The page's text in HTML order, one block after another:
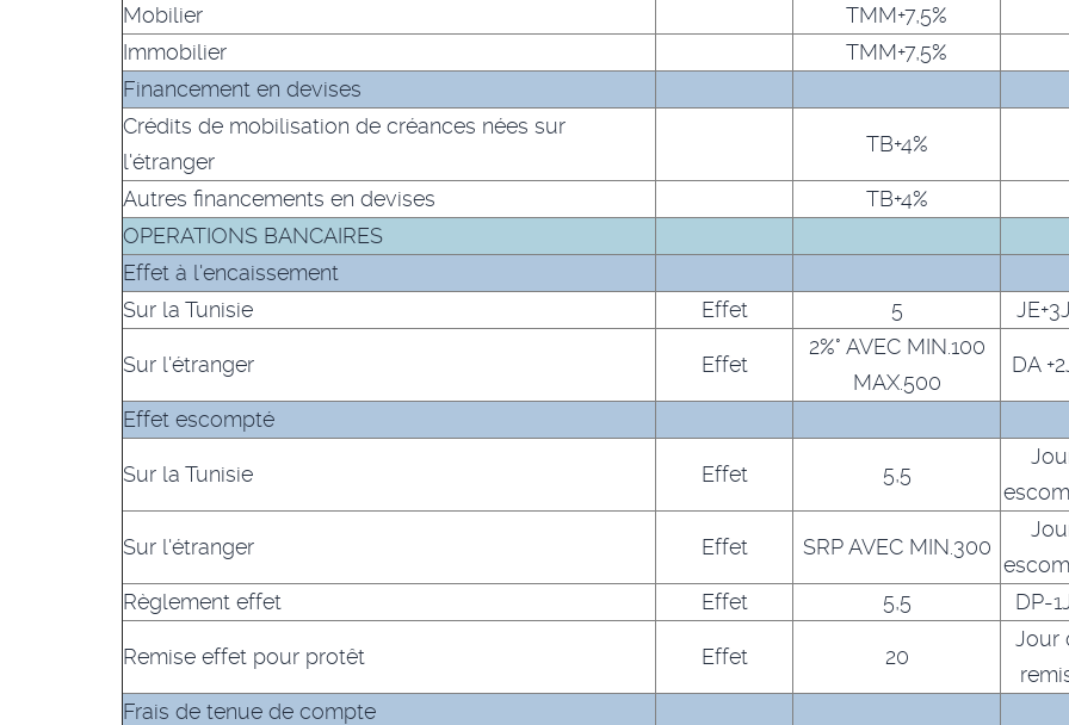
Mobilier
TMM+7,5%
Immobilier
TMM+7,5%
Financement en devises
Crédits de mobilisation de créances nées sur
l'étranger
TB+4%
Autres financements en devises
TB+4%
OPERATIONS BANCAIRES
Effet à l'encaissement
Sur la Tunisie
Effet 5
Sur l'étranger Effet
2%° AVEC MIN.100
MAX.500
DA
Effet escompté
Sur la Tunisie Effet 5,5
Sur l'étranger Effet SRP AVEC MIN.300
Règlement effet
Effet 5,5 DP-
Remise effet pour protêt Effet 20
Jour
Frais de tenue de compte